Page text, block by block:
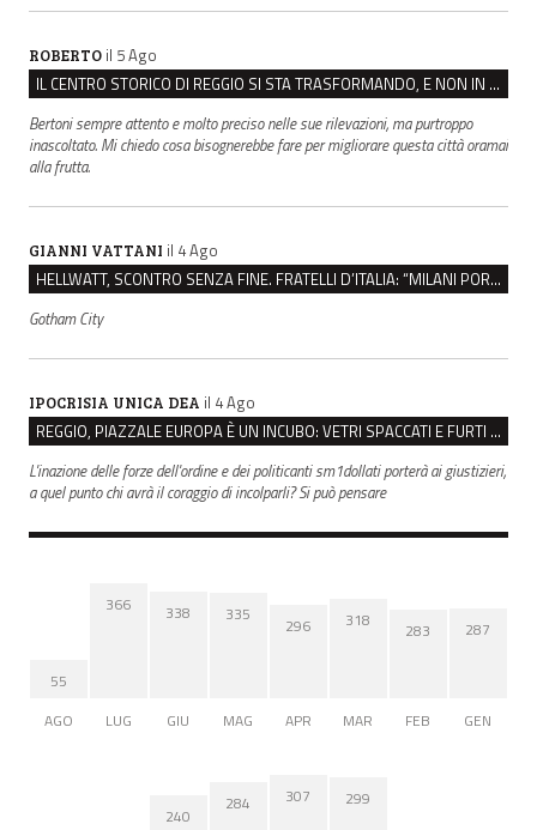
ROBERTO il 5 Ago
IL CENTRO STORICO DI REGGIO SI STA TRASFORMANDO, E NON IN MEGLIO
Bertoni sempre attento e molto preciso nelle sue rilevazioni, ma purtroppo
inascoltato. Mi chiedo cosa bisognerebbe fare per migliorare questa città oramai
alla frutta.
GIANNI VATTANI il 4 Ago
HELLWATT, SCONTRO SENZA FINE. FRATELLI D’ITALIA: “MILANI PORTA DOCUMENTI, DE FRANCO INSULTI”
Gotham City
IPOCRISIA UNICA DEA il 4 Ago
REGGIO, PIAZZALE EUROPA È UN INCUBO: VETRI SPACCATI E FURTI SULLE AUTO IN SOSTA
L'inazione delle forze dell'ordine e dei politicanti sm1dollati porterà ai giustizieri,
a quel punto chi avrà il coraggio di incolparli? Si può pensare
55
AGO
366
LUG
338
GIU
335
MAG
296
APR
318
MAR
283
FEB
287
GEN
240
284 307 299